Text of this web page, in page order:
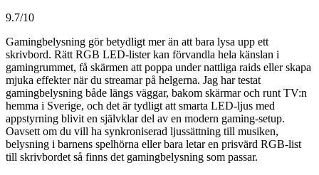
9.7/10
Gamingbelysning gör betydligt mer än att bara lysa upp ett
skrivbord. Rätt RGB LED-lister kan förvandla hela känslan i
gamingrummet, få skärmen att poppa under nattliga raids eller skapa
mjuka effekter när du streamar på helgerna. Jag har testat
gamingbelysning både längs väggar, bakom skärmar och runt TV:n
hemma i Sverige, och det är tydligt att smarta LED-ljus med
appstyrning blivit en självklar del av en modern gaming-setup.
Oavsett om du vill ha synkroniserad ljussättning till musiken,
belysning i barnens spelhörna eller bara letar en prisvärd RGB-list
till skrivbordet så finns det gamingbelysning som passar.